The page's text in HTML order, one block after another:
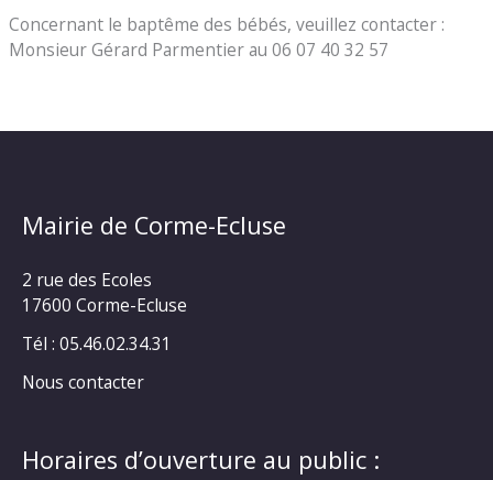
Concernant le baptême des bébés, veuillez contacter :
Monsieur Gérard Parmentier au 06 07 40 32 57
Mairie de Corme-Ecluse
2 rue des Ecoles
17600 Corme-Ecluse
Tél : 05.46.02.34.31
Nous contacter
Horaires d’ouverture au public :